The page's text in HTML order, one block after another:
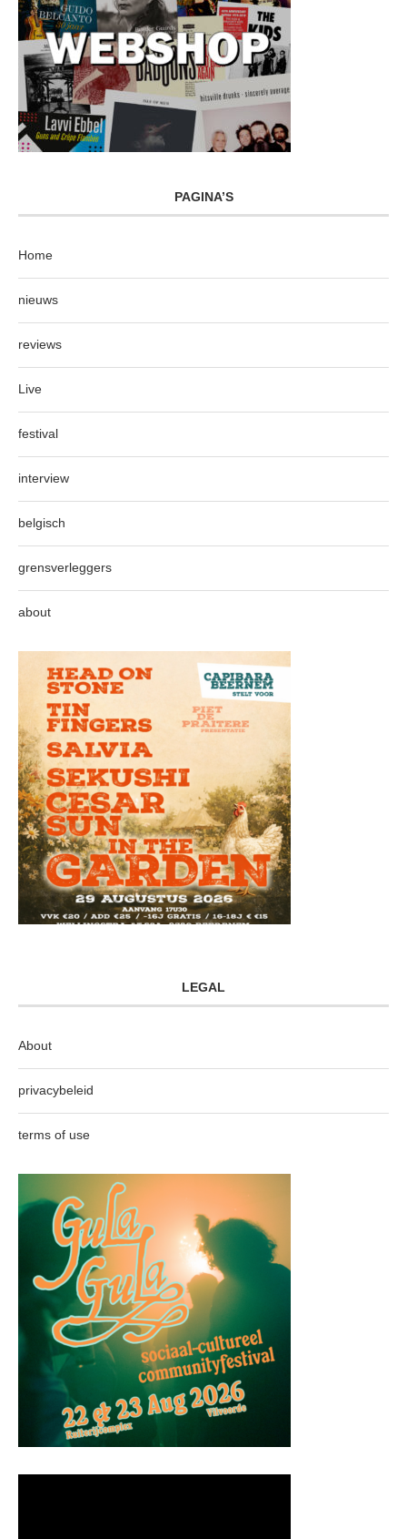
PAGINA’S
Home
nieuws
reviews
Live
festival
interview
belgisch
grensverleggers
about
LEGAL
About
privacybeleid
terms of use